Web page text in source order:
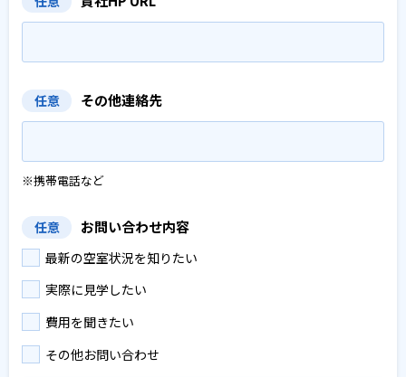
任意 その他連絡先
※携帯電話など
任意 お問い合わせ内容
最新の空室状況を知りたい
実際に見学したい
費用を聞きたい
その他お問い合わせ